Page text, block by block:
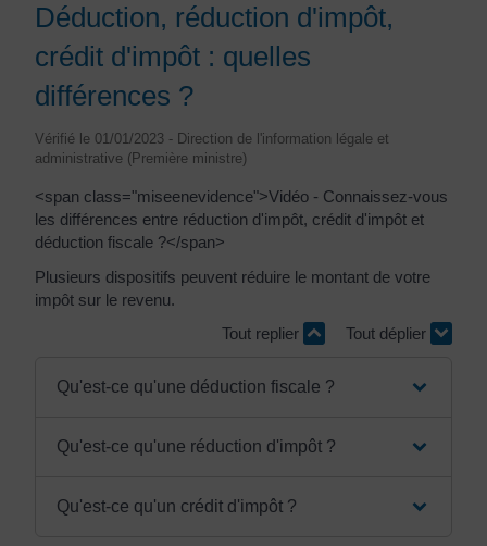
Déduction, réduction d'impôt,
crédit d'impôt : quelles
différences ?
Vérifié le 01/01/2023 - Direction de l'information légale et
administrative (Première ministre)
<span class="miseenevidence">Vidéo - Connaissez-vous
les différences entre réduction d'impôt, crédit d'impôt et
déduction fiscale ?</span>
Plusieurs dispositifs peuvent réduire le montant de votre
impôt sur le revenu.
Tout replier
Tout déplier
Qu'est-ce qu'une déduction fiscale ?
Qu'est-ce qu'une réduction d'impôt ?
Qu'est-ce qu'un crédit d'impôt ?